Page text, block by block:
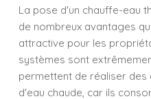
La pose d'un chauffe-eau
de nombreux avantages
attractive pour les
systèmes sont
permettent de réaliser
d'eau chaude, car ils